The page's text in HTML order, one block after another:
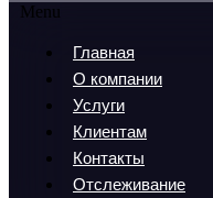
Menu
Главная
О компании
Услуги
Клиентам
Контакты
Отслеживание